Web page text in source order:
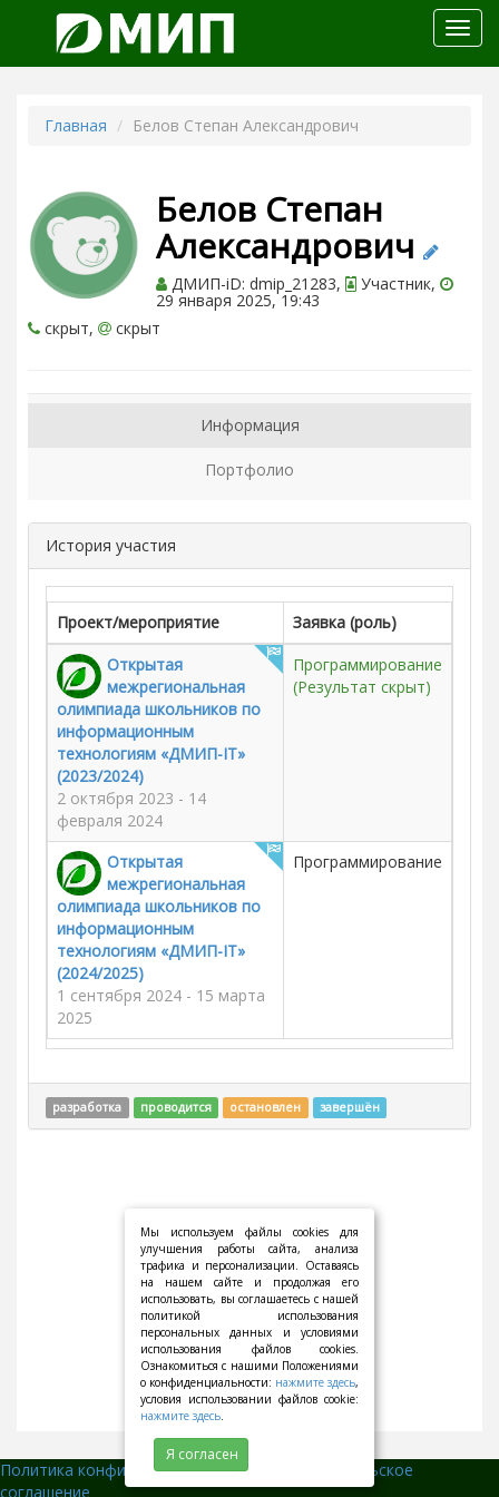
меню
Главная Белов Степан Александрович
Белов Степан
Александрович
ДМИП-iD: dmip_21283, Участник,
29 января 2025, 19:43
скрыт,
скрыт
Информация
Портфолио
История участия
Проект/мероприятие
Заявка (роль)
Открытая
межрегиональная
олимпиада школьников по
информационным
технологиям «ДМИП-IT»
(2023/2024)
2 октября 2023 - 14
февраля 2024
Программирование
(Результат скрыт)
Открытая
межрегиональная
олимпиада школьников по
информационным
технологиям «ДМИП-IT»
(2024/2025)
1 сентября 2024 - 15 марта
2025
Программирование
разработка проводится остановлен завершён
Политика конфиденциальности||
Пользовательское
соглашение
Мы используем файлы cookies для
улучшения работы сайта, анализа
трафика и персонализации. Оставаясь
на нашем сайте и продолжая его
использовать, вы соглашаетесь с нашей
политикой использования
персональных данных и условиями
использования файлов cookies.
Ознакомиться с нашими Положениями
о конфиденциальности: нажмите здесь,
условия использовании файлов cookie:
нажмите здесь.
Я согласен